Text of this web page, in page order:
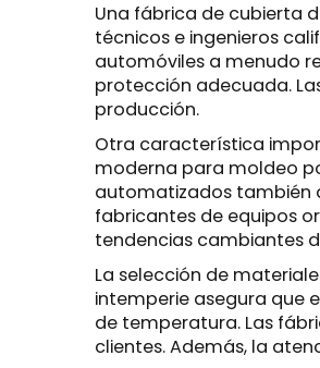
Una fábrica de cubierta
técnicos e ingenieros
automóviles a menudo
protección adecuada.
producción.
Otra característica
moderna para moldeo
automatizados también
fabricantes de equipos
tendencias cambiantes
La selección de
intemperie asegura que
de temperatura. Las
clientes. Además, la